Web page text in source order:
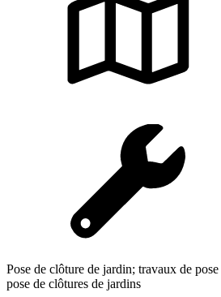
Pose de clôture de jardin; travaux de
pose de clôtures de jardins